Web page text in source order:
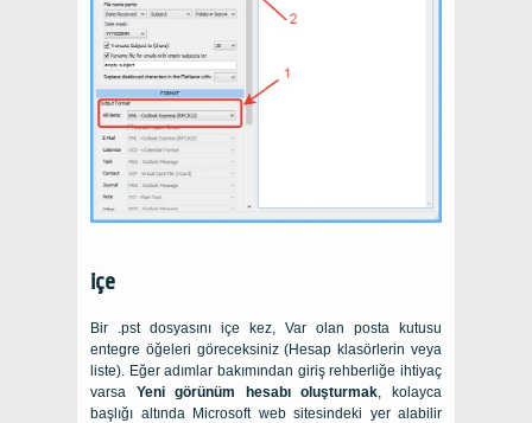
içe
Bir .pst dosyasını içe kez, Var olan posta kutusu
entegre öğeleri göreceksiniz (Hesap klasörlerin veya
liste). Eğer adımlar bakımından giriş rehberliğe ihtiyaç
varsa Yeni görünüm hesabı oluşturmak, kolayca
başlığı altında Microsoft web sitesindeki yer alabilir